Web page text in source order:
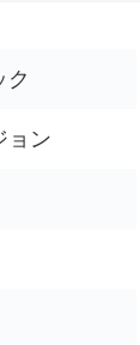
ク
ョン